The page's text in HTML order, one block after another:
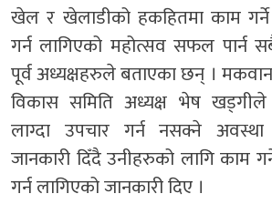
खेल र खेलाडीको हकहितमा काम
गर्न लागिएको महोत्सव सफल पार्न
पूर्व अध्यक्षहरुले बताएका छन् ।
विकास समिति अध्यक्ष भेष खड्गीले
लाग्दा उपचार गर्न नसक्ने
जानकारी दिँदै उनीहरुको लागि काम
गर्न लागिएको जानकारी दिए ।